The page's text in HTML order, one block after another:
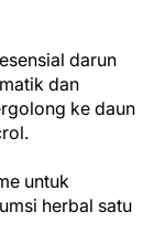
darun
dan
ke daun
untuk
herbal satu